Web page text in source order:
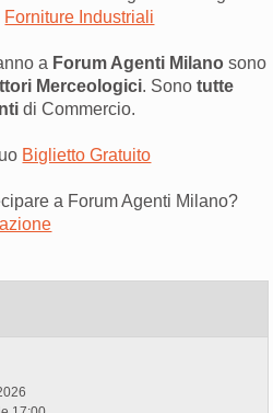
Forniture Industriali
a Forum Agenti Milano sono
Merceologici. Sonotutte
di Commercio.
Biglietto Gratuito
a Forum Agenti Milano?